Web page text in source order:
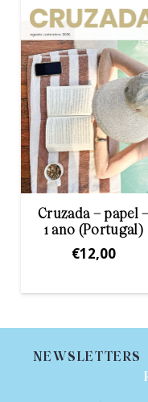
Cruzada – papel
1 ano (Portugal)
€12,00
NEWSLETTERS